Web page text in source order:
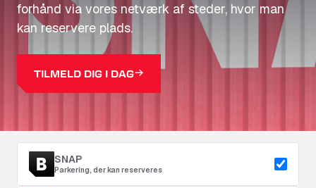
forhånd via vores netværk af steder, hvor man
kan reservere plads.
TILMELD DIG I DAG
SNAP
Parkering, der kan reserveres